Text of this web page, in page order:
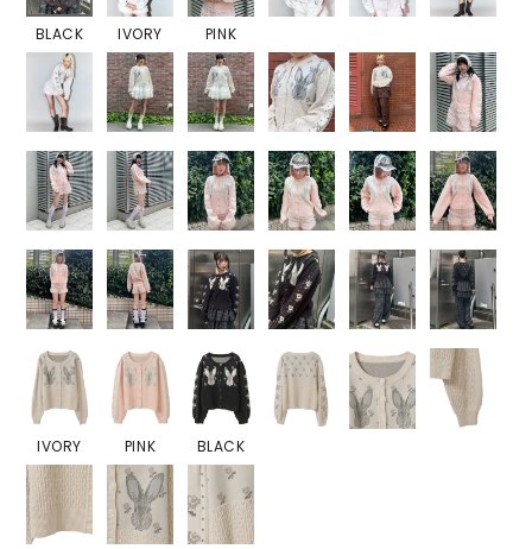
BLACK IVORY PINK
IVORY PINK BLACK